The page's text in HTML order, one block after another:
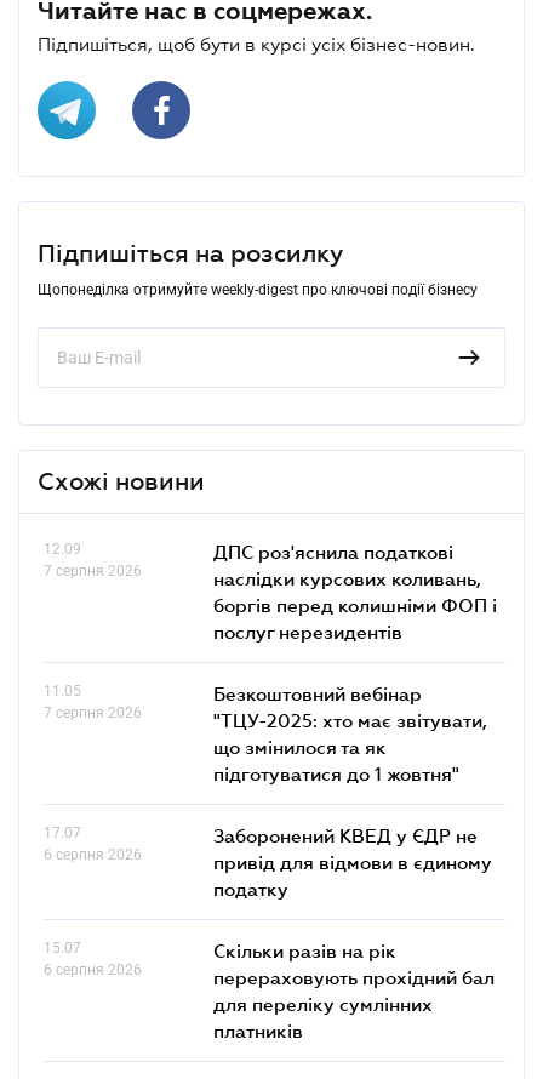
Читайте нас в соцмережах.
Підпишіться, щоб бути в курсі усіх бізнес-новин.
Підпишіться на розсилку
Щопонеділка отримуйте weekly-digest про ключові події бізнесу
Схожі новини
12.09
7 серпня 2026
ДПС роз'яснила податкові
наслідки курсових коливань,
боргів перед колишніми ФОП і
послуг нерезидентів
11.05
7 серпня 2026
Безкоштовний вебінар
"ТЦУ-2025: хто має звітувати,
що змінилося та як
підготуватися до 1 жовтня"
17.07
6 серпня 2026
Заборонений КВЕД у ЄДР не
привід для відмови в єдиному
податку
15.07
6 серпня 2026
Скільки разів на рік
перераховують прохідний бал
для переліку сумлінних
платників